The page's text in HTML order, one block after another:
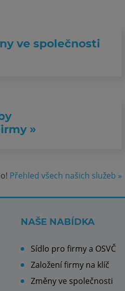
ve společnosti
»
Přehled všech našich služeb »
NAŠE NABÍDKA
Sídlo pro firmy a OSVČ
Založení firmy na klíč
Změny ve společnosti